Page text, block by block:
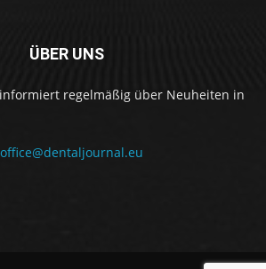
ÜBER UNS
regelmäßig über Neuheiten in
office@dentaljournal.eu